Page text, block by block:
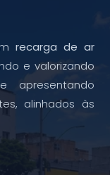
recarga de ar
e valorizando
apresentando
alinhados às